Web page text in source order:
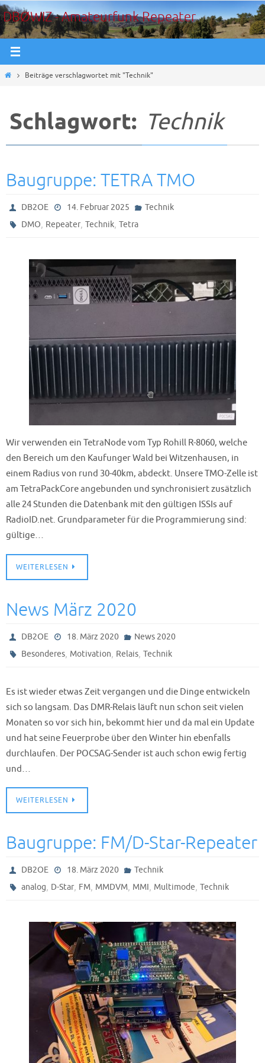
Zum
Inhalt
springen
DBØWIZ - Amateurfunk Repeater
StartBeiträge verschlagwortet mit "Technik"
Schlagwort: Technik
Baugruppe: TETRA TMO
DB2OE 14. Februar 2025
Technik
DMO, Repeater,Technik,Tetra
Wir verwenden ein TetraNode vom Typ Rohill R-8060, welche
den Bereich um den Kaufunger Wald bei Witzenhausen, in
einem Radius von rund 30-40km, abdeckt. Unsere TMO-Zelle ist
am TetraPackCore angebunden und synchronisiert zusätzlich
alle 24 Stunden die Datenbank mit den gültigen ISSIs auf
RadioID.net. Grundparameter für die Programmierung sind:
gültige…
WEITERLESEN
News März 2020
DB2OE 18. März 2020
News 2020
Besonderes, Motivation, Relais,Technik
Es ist wieder etwas Zeit vergangen und die Dinge entwickeln
sich so langsam. Das DMR-Relais läuft nun schon seit vielen
Monaten so vor sich hin, bekommt hier und da mal ein Update
und hat seine Feuerprobe über den Winter hin ebenfalls
durchlaufen. Der POCSAG-Sender ist auch schon ewig fertig
und…
WEITERLESEN
Baugruppe: FM/D-Star-Repeater
DB2OE 18. März 2020
Technik
analog, D-Star, FM, MMDVM, MMI, Multimode,Technik